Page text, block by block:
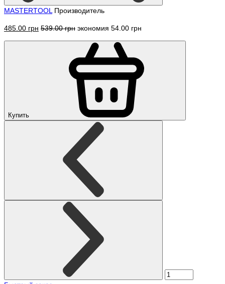
MASTERTOOL Производитель
485.00 грн 539.00 грн экономия 54.00 грн
Купить